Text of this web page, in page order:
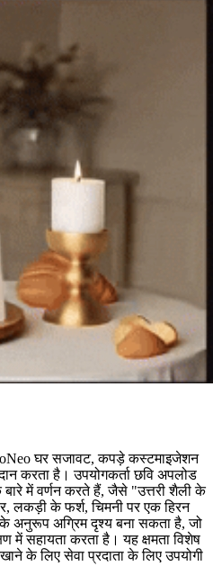
घर सजावट, कपड़े कस्टमाइजेशन
करता है। उपयोगकर्ता छवि अपलोड
में वर्णन करते हैं, जैसे "उत्तरी शैली के
लकड़ी के फर्श, चिमनी पर एक हिरन
अनुरूप अग्रिम दृश्य बना सकता है, जो
में सहायता करता है। यह क्षमता विशेष
के लिए सेवा प्रदाता के लिए उपयोगी